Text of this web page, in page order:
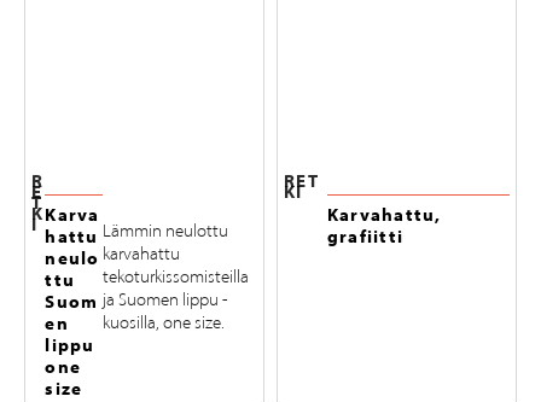
R
E
T
K
I Karva
hattu
neulo
ttu
Suom
en
lippu
one
size
Lämmin neulottu
karvahattu
tekoturkissomisteilla
ja Suomen lippu -
kuosilla, one size.
RET
KI
Karvahattu,
grafiitti